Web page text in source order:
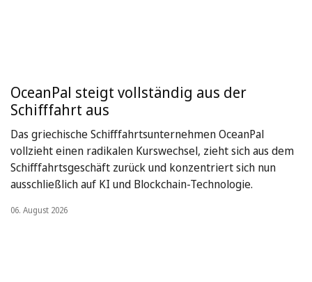
OceanPal steigt vollständig aus der
Schifffahrt aus
Das griechische Schifffahrtsunternehmen OceanPal
vollzieht einen radikalen Kurswechsel, zieht sich aus dem
Schifffahrtsgeschäft zurück und konzentriert sich nun
ausschließlich auf KI und Blockchain-Technologie.
06. August 2026